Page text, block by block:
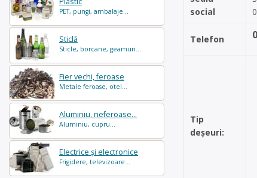
PET, pungi, ambalaje...
Sticlă
Sticle, borcane, geamuri...
Fier vechi, feroase
Metale feroase, otel...
Aluminiu, neferoase...
Aluminiu, cupru...
Electrice și electronice
Frigidere, televizoare...
social
Telefon
Tip
deșeuri: